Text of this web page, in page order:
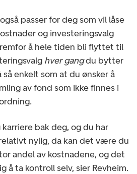
passer for deg som vil låse
og investeringsvalg
å hele tiden bli flyttet til
hver gangdu bytter
enkelt som at du ønsker å
av fond som ikke finnes i
karriere bak deg, og du har
nylig, da kan det være du
andel av kostnadene, og det
å ta kontroll selv, sier Revheim.